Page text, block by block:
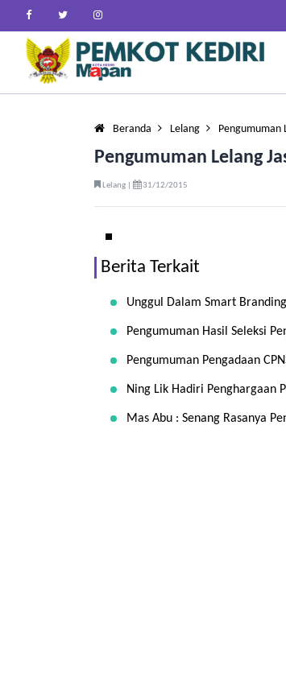
Beranda Lelang Pengumuman
Pengumuman Lelang
Lelang | 31/12/2015
Berita Terkait
Unggul Dalam Smart
Pengumuman Hasil Seleksi
Pengumuman Pengadaan
Ning Lik Hadiri Penghargaan
Mas Abu : Senang Rasanya